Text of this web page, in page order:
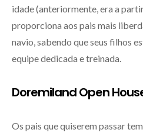
idade (anteriormente, era a
proporciona aos pais mais
navio, sabendo que seus filhos
equipe dedicada e treinada.
Doremiland Open
Os pais que quiserem passar